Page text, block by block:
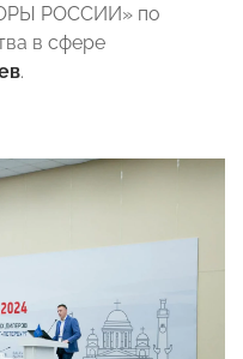
РОССИИ» по
в сфере
.